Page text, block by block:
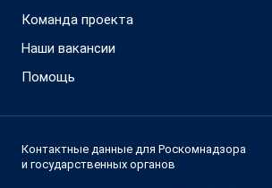
Команда проекта
Наши вакансии
Помощь
Контактные данные для Роскомнадзора
и государственных органов